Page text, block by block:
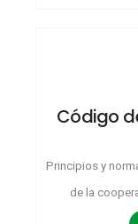
Código
Principios y
de la